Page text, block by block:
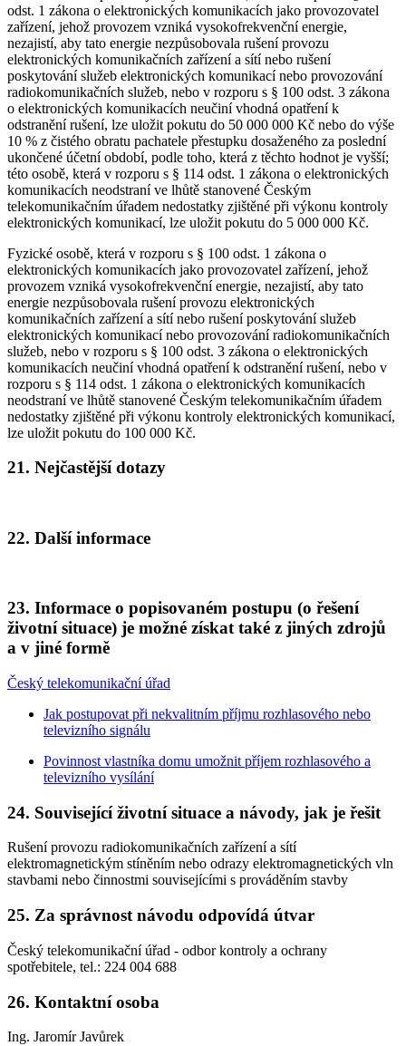
odst. 1 zákona o elektronických komunikacích jako provozovatel
zařízení, jehož provozem vzniká vysokofrekvenční energie,
nezajistí, aby tato energie nezpůsobovala rušení provozu
elektronických komunikačních zařízení a sítí nebo rušení
poskytování služeb elektronických komunikací nebo provozování
radiokomunikačních služeb, nebo v rozporu s § 100 odst. 3 zákona
o elektronických komunikacích neučiní vhodná opatření k
odstranění rušení, lze uložit pokutu do 50 000 000 Kč nebo do výše
10 % z čistého obratu pachatele přestupku dosaženého za poslední
ukončené účetní období, podle toho, která z těchto hodnot je vyšší;
této osobě, která v rozporu s § 114 odst. 1 zákona o elektronických
komunikacích neodstraní ve lhůtě stanovené Českým
telekomunikačním úřadem nedostatky zjištěné při výkonu kontroly
elektronických komunikací, lze uložit pokutu do 5 000 000 Kč.
Fyzické osobě, která v rozporu s § 100 odst. 1 zákona o
elektronických komunikacích jako provozovatel zařízení, jehož
provozem vzniká vysokofrekvenční energie, nezajistí, aby tato
energie nezpůsobovala rušení provozu elektronických
komunikačních zařízení a sítí nebo rušení poskytování služeb
elektronických komunikací nebo provozování radiokomunikačních
služeb, nebo v rozporu s § 100 odst. 3 zákona o elektronických
komunikacích neučiní vhodná opatření k odstranění rušení, nebo v
rozporu s § 114 odst. 1 zákona o elektronických komunikacích
neodstraní ve lhůtě stanovené Českým telekomunikačním úřadem
nedostatky zjištěné při výkonu kontroly elektronických komunikací,
lze uložit pokutu do 100 000 Kč.
21. Nejčastější dotazy
22. Další informace
23. Informace o popisovaném postupu (o řešení
životní situace) je možné získat také z jiných zdrojů
a v jiné formě
Český telekomunikační úřad
Jak postupovat při nekvalitním příjmu rozhlasového nebo
televizního signálu
Povinnost vlastníka domu umožnit příjem rozhlasového a
televizního vysílání
24. Související životní situace a návody, jak je řešit
Rušení provozu radiokomunikačních zařízení a sítí
elektromagnetickým stíněním nebo odrazy elektromagnetických vln
stavbami nebo činnostmi souvisejícími s prováděním stavby
25. Za správnost návodu odpovídá útvar
Český telekomunikační úřad - odbor kontroly a ochrany
spotřebitele, tel.: 224 004 688
26. Kontaktní osoba
Ing. Jaromír Javůrek